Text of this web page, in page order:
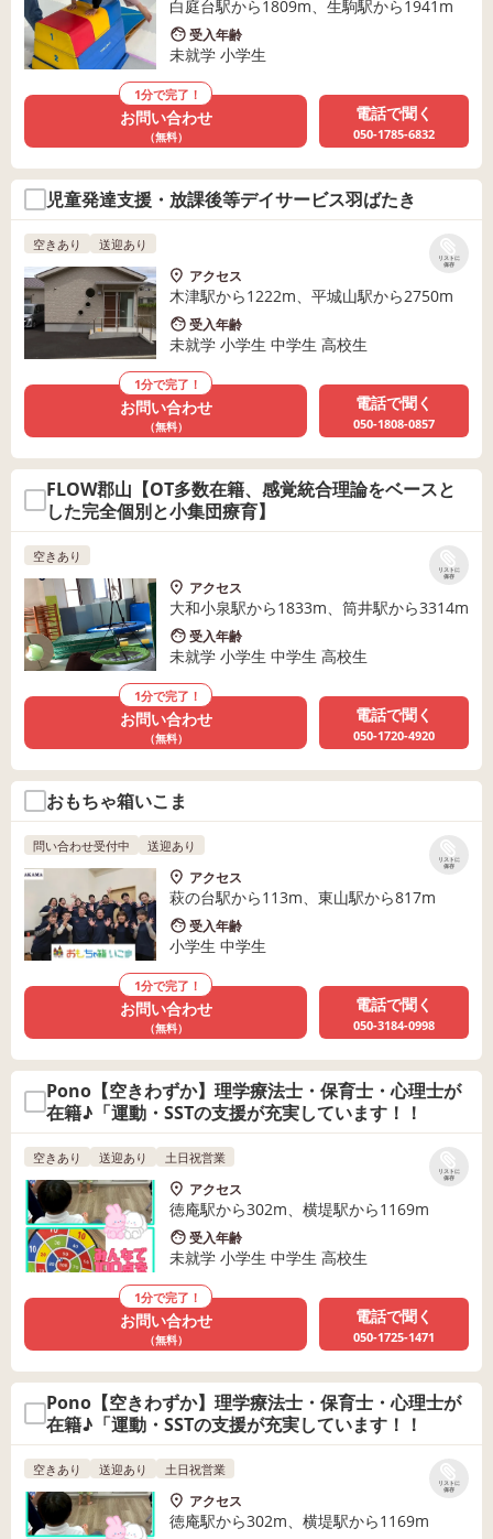
白庭台駅から1809m、生駒駅から1941m
受入年齢
未就学 小学生
1分で完了！
お問い合わせ
（無料）
電話で聞く
050-1785-6832
児童発達支援・放課後等デイサービス羽ばたき
リストに
保存
空きあり 送迎あり
アクセス
木津駅から1222m、平城山駅から2750m
受入年齢
未就学 小学生 中学生 高校生
1分で完了！
お問い合わせ
（無料）
電話で聞く
050-1808-0857
FLOW郡山【OT多数在籍、感覚統合理論をベースと
した完全個別と小集団療育】
リストに
保存
空きあり
アクセス
大和小泉駅から1833m、筒井駅から3314m
受入年齢
未就学 小学生 中学生 高校生
1分で完了！
お問い合わせ
（無料）
電話で聞く
050-1720-4920
おもちゃ箱いこま
リストに
保存
問い合わせ受付中 送迎あり
アクセス
萩の台駅から113m、東山駅から817m
受入年齢
小学生 中学生
1分で完了！
お問い合わせ
（無料）
電話で聞く
050-3184-0998
Pono【空きわずか】理学療法士・保育士・心理士が
在籍♪「運動・SSTの支援が充実しています！！
リストに
保存
空きあり 送迎あり 土日祝営業
アクセス
徳庵駅から302m、横堤駅から1169m
受入年齢
未就学 小学生 中学生 高校生
1分で完了！
お問い合わせ
（無料）
電話で聞く
050-1725-1471
Pono【空きわずか】理学療法士・保育士・心理士が
在籍♪「運動・SSTの支援が充実しています！！
リストに
保存
空きあり 送迎あり 土日祝営業
アクセス
徳庵駅から302m、横堤駅から1169m